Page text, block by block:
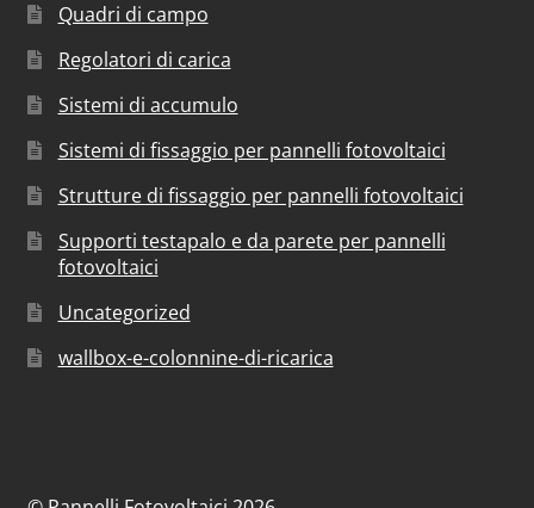
Quadri di campo
Regolatori di carica
Sistemi di accumulo
Sistemi di fissaggio per pannelli fotovoltaici
Strutture di fissaggio per pannelli fotovoltaici
Supporti testapalo e da parete per pannelli
fotovoltaici
Uncategorized
wallbox-e-colonnine-di-ricarica